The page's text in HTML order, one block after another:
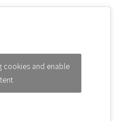
cookies and enable